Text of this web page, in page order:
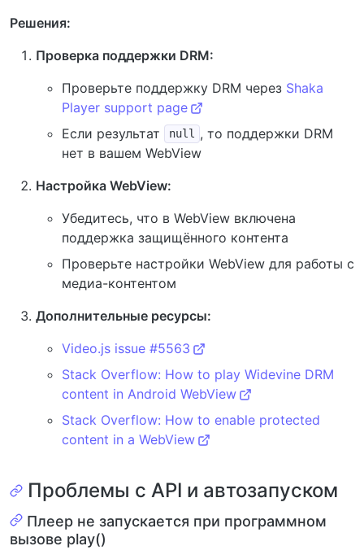
Решения:
Проверка поддержки DRM:
Проверьте поддержку DRM через Shaka
Player support page
Если результат
null , то поддержки DRM
нет в вашем WebView
Настройка WebView:
Убедитесь, что в WebView включена
поддержка защищённого контента
Проверьте настройки WebView для работы с
медиа-контентом
Дополнительные ресурсы:
Video.js issue #5563
Stack Overflow: How to play Widevine DRM
content in Android WebView
Stack Overflow: How to enable protected
content in a WebView
Проблемы с API и автозапуском
Плеер не запускается при программном
вызове play()